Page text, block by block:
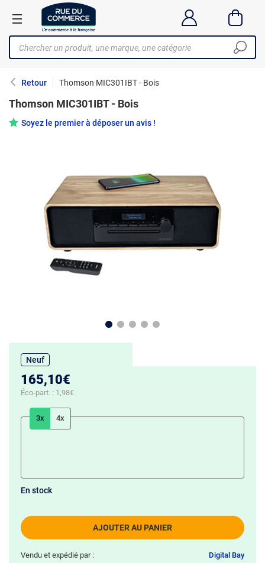
Retour Thomson MIC301IBT - Bois
Thomson MIC301IBT - Bois
Soyez le premier à déposer un avis !
Neuf
165,10€
Éco-part. : 1,98€
3x 4x
AJOUTER AU PANIER
En stock
Vendu et expédié par : Digital Bay